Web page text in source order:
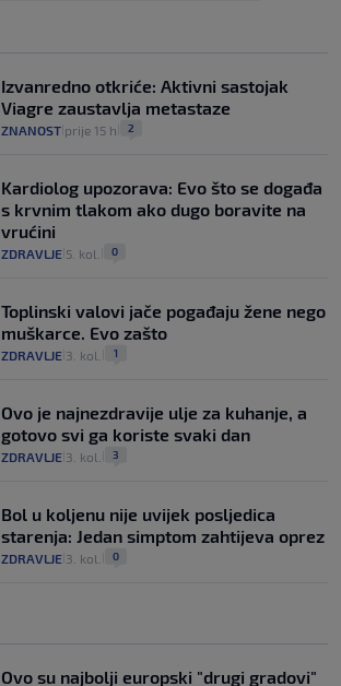
Izvanredno otkriće: Aktivni sastojak
Viagre zaustavlja metastaze
ZNANOST prije 15 h 2
Kardiolog upozorava: Evo što se događa
s krvnim tlakom ako dugo boravite na
vrućini
ZDRAVLJE 5. kol. 0
Toplinski valovi jače pogađaju žene nego
muškarce. Evo zašto
ZDRAVLJE 3. kol. 1
Ovo je najnezdravije ulje za kuhanje, a
gotovo svi ga koriste svaki dan
ZDRAVLJE 3. kol. 3
Bol u koljenu nije uvijek posljedica
starenja: Jedan simptom zahtijeva oprez
ZDRAVLJE 3. kol. 0
Ovo su najbolji europski "drugi gradovi"